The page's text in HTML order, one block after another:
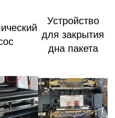
Устройство
для закрытия
дна пакета